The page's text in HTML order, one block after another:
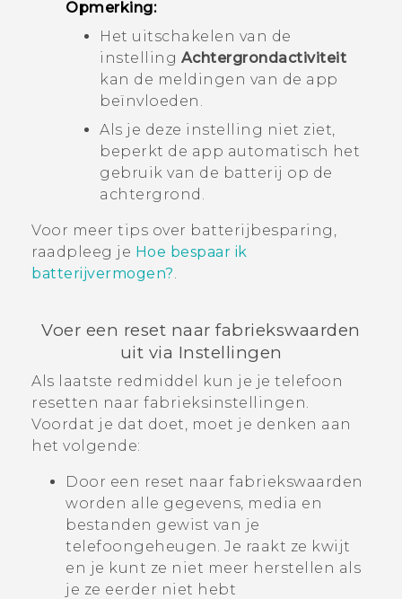
Opmerking:
Het uitschakelen van de
instelling Achtergrondactiviteit
kan de meldingen van de app
beïnvloeden.
Als je deze instelling niet ziet,
beperkt de app automatisch het
gebruik van de batterij op de
achtergrond.
Voor meer tips over batterijbesparing,
raadpleeg je Hoe bespaar ik
batterijvermogen?.
Voer een reset naar fabriekswaarden
uit via Instellingen
Als laatste redmiddel kun je je telefoon
resetten naar fabrieksinstellingen.
Voordat je dat doet, moet je denken aan
het volgende:
Door een reset naar fabriekswaarden
worden alle gegevens, media en
bestanden gewist van je
telefoongeheugen. Je raakt ze kwijt
en je kunt ze niet meer herstellen als
je ze eerder niet hebt